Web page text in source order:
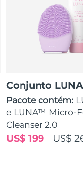
Conjunto
Pacote contém:
e LUNA™ Micro-
Cleanser 2.0
US$
US$ 199